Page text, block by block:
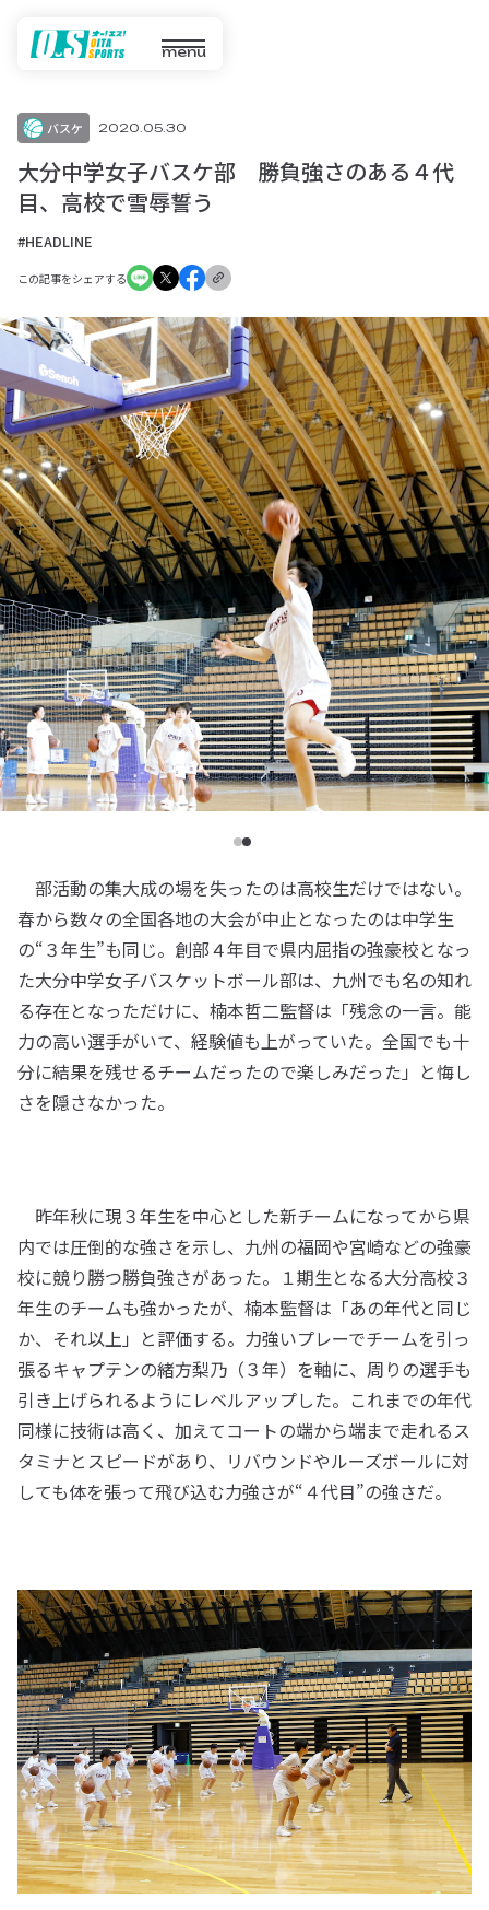
menu
バスケ 2020.05.30
大分中学女子バスケ部 勝負強さのある４代
目、高校で雪辱誓う
#HEADLINE
この記事をシェアする
部活動の集大成の場を失ったのは高校生だけではない。
春から数々の全国各地の大会が中止となったのは中学生
の“３年生”も同じ。創部４年目で県内屈指の強豪校となっ
た大分中学女子バスケットボール部は、九州でも名の知れ
る存在となっただけに、楠本哲二監督は「残念の一言。能
力の高い選手がいて、経験値も上がっていた。全国でも十
分に結果を残せるチームだったので楽しみだった」と悔し
さを隠さなかった。
昨年秋に現３年生を中心とした新チームになってから県
内では圧倒的な強さを示し、九州の福岡や宮崎などの強豪
校に競り勝つ勝負強さがあった。１期生となる大分高校３
年生のチームも強かったが、楠本監督は「あの年代と同じ
か、それ以上」と評価する。力強いプレーでチームを引っ
張るキャプテンの緒方梨乃（３年）を軸に、周りの選手も
引き上げられるようにレベルアップした。これまでの年代
同様に技術は高く、加えてコートの端から端まで走れるス
タミナとスピードがあり、リバウンドやルーズボールに対
しても体を張って飛び込む力強さが“４代目”の強さだ。